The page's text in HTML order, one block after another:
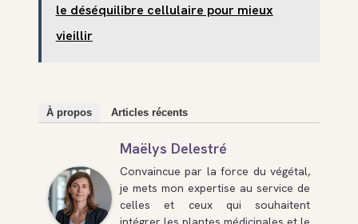
le déséquilibre cellulaire pour mieux
vieillir
À propos Articles récents
Maëlys Delestré
Convaincue par la force du végétal,
je mets mon expertise au service de
celles et ceux qui souhaitent